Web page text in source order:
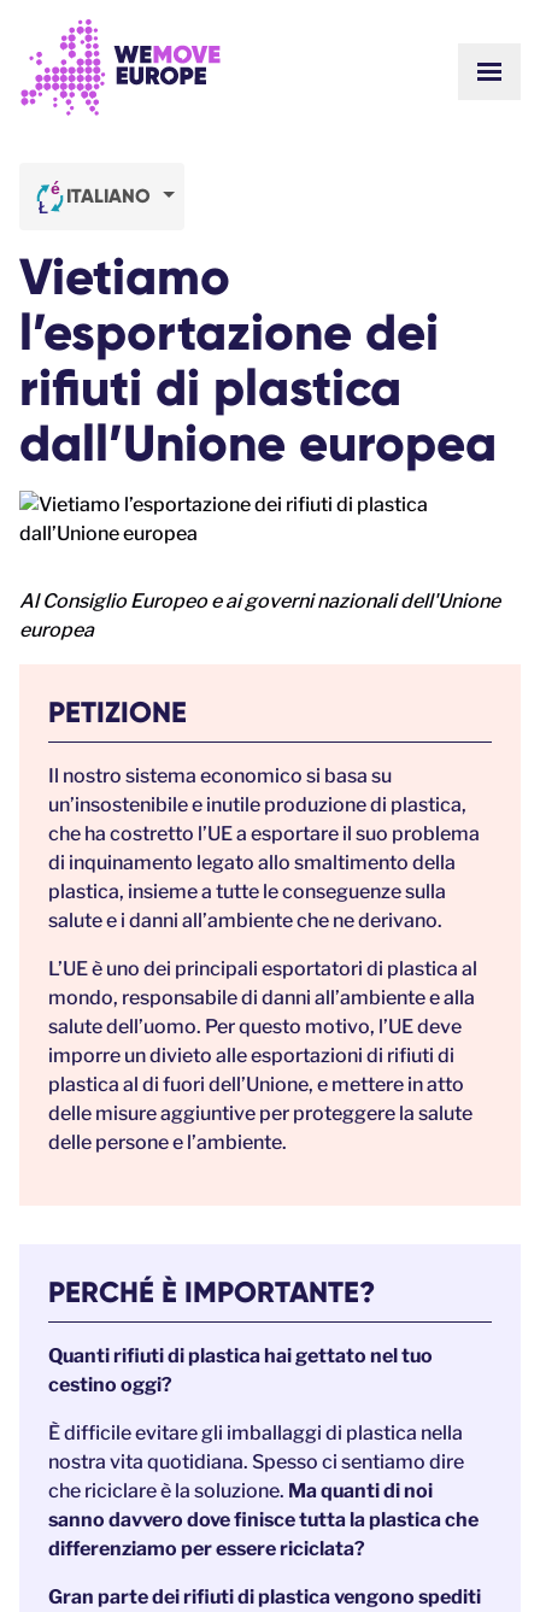
COME CI FINANZIAMO
CONTATTACI
DONA
ITALIANO
Vietiamo
l’esportazione dei
rifiuti di plastica
dall’Unione europea
Al Consiglio Europeo e ai governi nazionali dell'Unione
europea
PETIZIONE
Il nostro sistema economico si basa su
un’insostenibile e inutile produzione di plastica,
che ha costretto l’UE a esportare il suo problema
di inquinamento legato allo smaltimento della
plastica, insieme a tutte le conseguenze sulla
salute e i danni all’ambiente che ne derivano.
L’UE è uno dei principali esportatori di plastica al
mondo, responsabile di danni all’ambiente e alla
salute dell’uomo. Per questo motivo, l’UE deve
imporre un divieto alle esportazioni di rifiuti di
plastica al di fuori dell’Unione, e mettere in atto
delle misure aggiuntive per proteggere la salute
delle persone e l’ambiente.
PERCHÉ È IMPORTANTE?
Quanti rifiuti di plastica hai gettato nel tuo
cestino oggi?
È difficile evitare gli imballaggi di plastica nella
nostra vita quotidiana. Spesso ci sentiamo dire
che riciclare è la soluzione. Ma quanti di noi
sanno davvero dove finisce tutta la plastica che
differenziamo per essere riciclata?
Gran parte dei rifiuti di plastica vengono spediti